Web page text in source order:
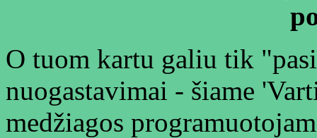
O tuom kartu galiu tik
nuogastavimai - šiame
medžiagos